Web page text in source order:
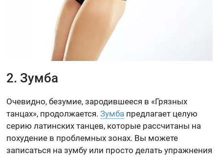
2. Зумба
Очевидно, безумие, зародившееся в «Грязных
танцах», продолжается.Зумба предлагает целую
серию латинских танцев, которые рассчитаны на
похудение в проблемных зонах. Вы можете
записаться на зумбу или просто делать упражнения